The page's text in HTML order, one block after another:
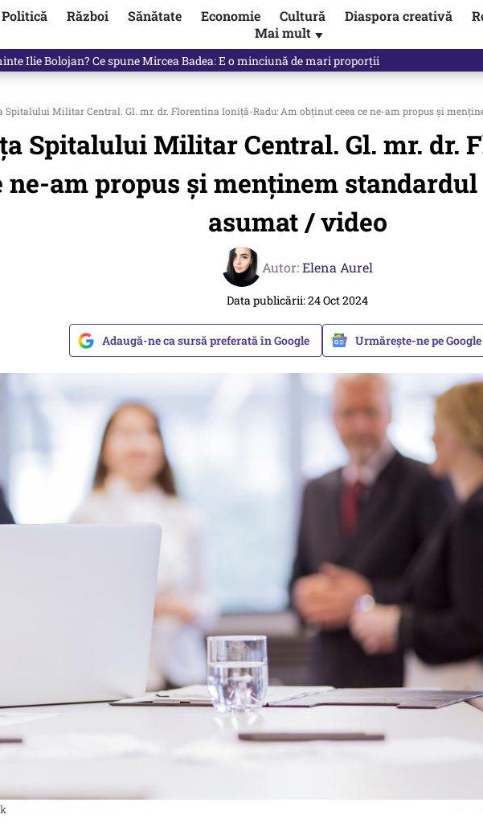
Politică Război Sănătate Economie Cultură Diaspora creativă
Mai mult ▼
cu Ilie Bolojan care spune exact opusul unei decizii luate de propriul Guvern. Unde a fost…
Spitalului Militar Central. Gl. mr. dr. Florentina Ioniță-Radu: Am obținut ceea ce ne-am propus și
Spitalului Militar Central. Gl. mr. dr.
ne-am propus și menținem
asumat / video
Autor:Elena Aurel
Data publicării: 24 Oct 2024
Adaugă-ne ca sursă preferată în Google Urmărește-ne pe